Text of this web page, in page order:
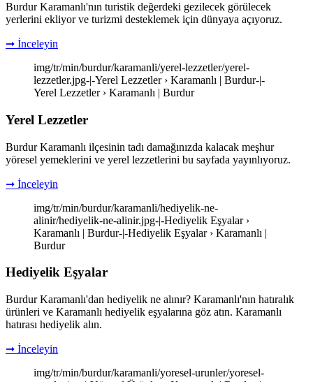
Burdur Karamanlı'nın turistik değerdeki gezilecek görülecek
yerlerini ekliyor ve turizmi desteklemek için dünyaya açıyoruz.
➞ İnceleyin
img/tr/min/burdur/karamanli/yerel-lezzetler/yerel-
lezzetler.jpg-|-Yerel Lezzetler › Karamanlı | Burdur-|-
Yerel Lezzetler › Karamanlı | Burdur
Yerel Lezzetler
Burdur Karamanlı ilçesinin tadı damağınızda kalacak meşhur
yöresel yemeklerini ve yerel lezzetlerini bu sayfada yayınlıyoruz.
➞ İnceleyin
img/tr/min/burdur/karamanli/hediyelik-ne-
alinir/hediyelik-ne-alinir.jpg-|-Hediyelik Eşyalar ›
Karamanlı | Burdur-|-Hediyelik Eşyalar › Karamanlı |
Burdur
Hediyelik Eşyalar
Burdur Karamanlı'dan hediyelik ne alınır? Karamanlı'nın hatıralık
ürünleri ve Karamanlı hediyelik eşyalarına göz atın. Karamanlı
hatırası hediyelik alın.
➞ İnceleyin
img/tr/min/burdur/karamanli/yoresel-urunler/yoresel-